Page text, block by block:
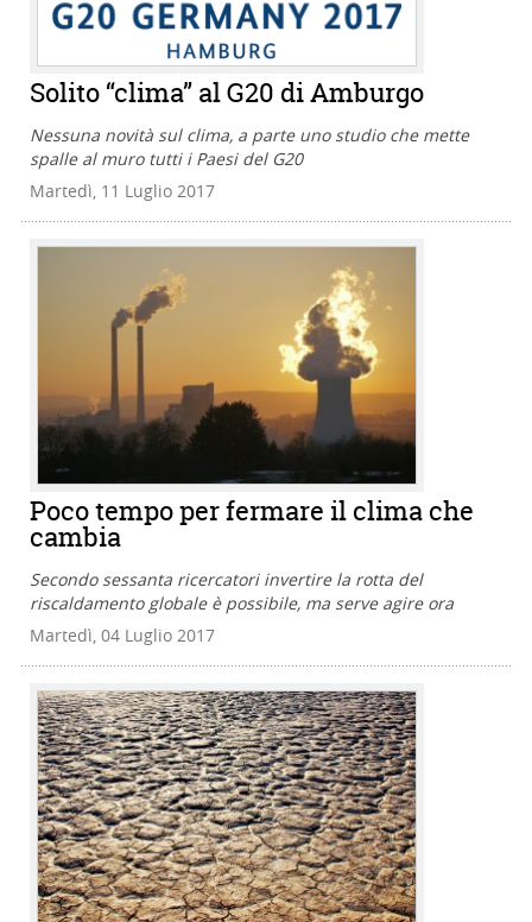
Solito “clima” al G20 di Amburgo
Nessuna novità sul clima, a parte uno studio che mette
spalle al muro tutti i Paesi del G20
Martedì, 11 Luglio 2017
Poco tempo per fermare il clima che
cambia
Secondo sessanta ricercatori invertire la rotta del
riscaldamento globale è possibile, ma serve agire ora
Martedì, 04 Luglio 2017